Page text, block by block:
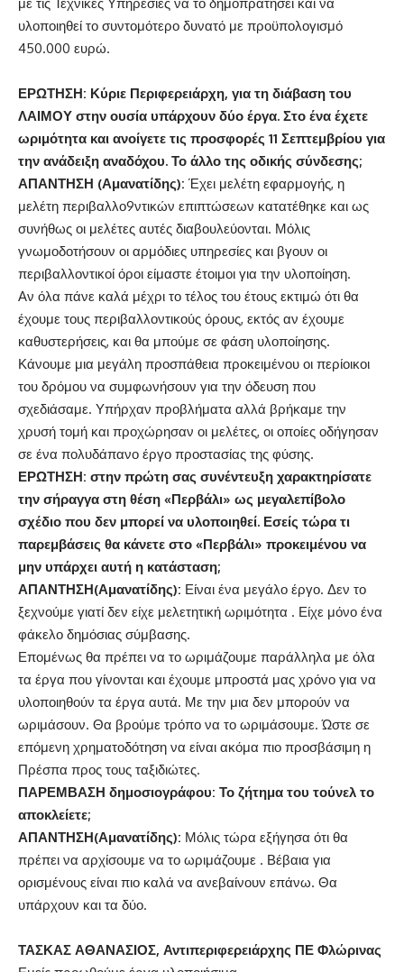
υλοποιηθεί το συντομότερο δυνατό με προϋπολογισμό
450.000 ευρώ.
ΕΡΩΤΗΣΗ: Κύριε Περιφερειάρχη, για τη διάβαση του
ΛΑΙΜΟΥ στην ουσία υπάρχουν δύο έργα. Στο ένα έχετε
ωριμότητα και ανοίγετε τις προσφορές 11 Σεπτεμβρίου για
την ανάδειξη αναδόχου. Το άλλο της οδικής σύνδεσης;
ΑΠΑΝΤΗΣΗ (Αμανατίδης): Έχει μελέτη εφαρμογής, η
μελέτη περιβαλλο9ντικών επιπτώσεων κατατέθηκε και ως
συνήθως οι μελέτες αυτές διαβουλεύονται. Μόλις
γνωμοδοτήσουν οι αρμόδιες υπηρεσίες και βγουν οι
περιβαλλοντικοί όροι είμαστε έτοιμοι για την υλοποίηση.
Αν όλα πάνε καλά μέχρι το τέλος του έτους εκτιμώ ότι θα
έχουμε τους περιβαλλοντικούς όρους, εκτός αν έχουμε
καθυστερήσεις, και θα μπούμε σε φάση υλοποίησης.
Κάνουμε μια μεγάλη προσπάθεια προκειμένου οι περίοικοι
του δρόμου να συμφωνήσουν για την όδευση που
σχεδιάσαμε. Υπήρχαν προβλήματα αλλά βρήκαμε την
χρυσή τομή και προχώρησαν οι μελέτες, οι οποίες οδήγησαν
σε ένα πολυδάπανο έργο προστασίας της φύσης.
ΕΡΩΤΗΣΗ: στην πρώτη σας συνέντευξη χαρακτηρίσατε
την σήραγγα στη θέση «Περβάλι» ως μεγαλεπίβολο
σχέδιο που δεν μπορεί να υλοποιηθεί. Εσείς τώρα τι
παρεμβάσεις θα κάνετε στο «Περβάλι» προκειμένου να
μην υπάρχει αυτή η κατάσταση;
ΑΠΑΝΤΗΣΗ(Αμανατίδης): Είναι ένα μεγάλο έργο. Δεν το
ξεχνούμε γιατί δεν είχε μελετητική ωριμότητα . Είχε μόνο ένα
φάκελο δημόσιας σύμβασης.
Επομένως θα πρέπει να το ωριμάζουμε παράλληλα με όλα
τα έργα που γίνονται και έχουμε μπροστά μας χρόνο για να
υλοποιηθούν τα έργα αυτά. Με την μια δεν μπορούν να
ωριμάσουν. Θα βρούμε τρόπο να το ωριμάσουμε. Ώστε σε
επόμενη χρηματοδότηση να είναι ακόμα πιο προσβάσιμη η
Πρέσπα προς τους ταξιδιώτες.
ΠΑΡΕΜΒΑΣΗ δημοσιογράφου: Το ζήτημα του τούνελ το
αποκλείετε;
ΑΠΑΝΤΗΣΗ(Αμανατίδης): Μόλις τώρα εξήγησα ότι θα
πρέπει να αρχίσουμε να το ωριμάζουμε . Βέβαια για
ορισμένους είναι πιο καλά να ανεβαίνουν επάνω. Θα
υπάρχουν και τα δύο.
ΤΑΣΚΑΣ ΑΘΑΝΑΣΙΟΣ, Αντιπεριφερειάρχης ΠΕ Φλώρινας